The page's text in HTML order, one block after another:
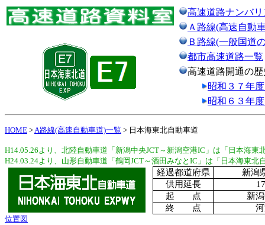
高速道路ナンバ
Ａ路線(高速自動
Ｂ路線(一般国道
都市高速道路一覧
高速道路開通の歴
昭和３７年
昭和６３年
HOME >A路線(高速自動車道)一覧 > 日本海東北自動車道
H14.05.26より、北陸自動車道「新潟中央JCT～新潟空港IC」は「日本海東
H24.03.24より、山形自動車道「鶴岡JCT～酒田みなとIC」は「日本海東北
経過都道府県
新潟
供用延長
起 点
新
終 点
位置図